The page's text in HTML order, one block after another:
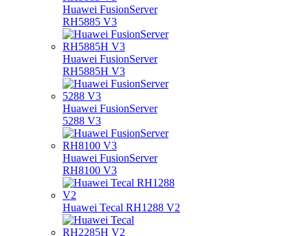
Huawei FusionServer
RH5885 V3
Huawei FusionServer
RH5885H V3
Huawei FusionServer
5288 V3
Huawei FusionServer
RH8100 V3
Huawei Tecal RH1288 V2